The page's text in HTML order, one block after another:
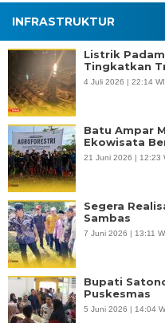
INFRASTRUKTUR
Listrik
Tingkatkan
4 Juli 2026 | 22:14
Batu Ampar
Ekowisata
21 Juni 2026 | 12:23
Segera
Sambas
7 Juni 2026 | 13:11
Bupati
Puskesmas
5 Juni 2026 | 14:04